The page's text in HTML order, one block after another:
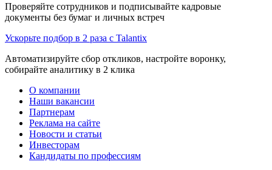
Проверяйте сотрудников и подписывайте кадровые
документы без бумаг и личных встреч
Ускорьте подбор в 2 раза с Talantix
Автоматизируйте сбор откликов, настройте воронку,
собирайте аналитику в 2 клика
О компании
Наши вакансии
Партнерам
Реклама на сайте
Новости и статьи
Инвесторам
Кандидаты по профессиям